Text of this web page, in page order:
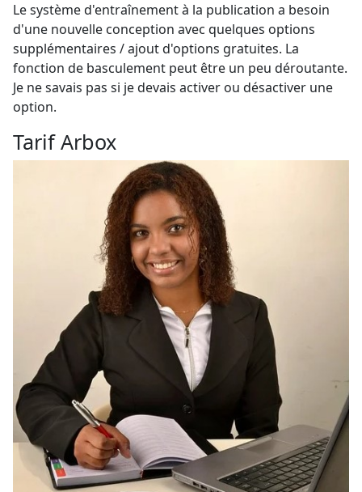
Le système d'entraînement à la publication a besoin
d'une nouvelle conception avec quelques options
supplémentaires / ajout d'options gratuites. La
fonction de basculement peut être un peu déroutante.
Je ne savais pas si je devais activer ou désactiver une
option.
Tarif Arbox